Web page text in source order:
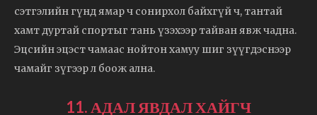
сэтгэлийн гүнд ямар ч сонирхол байхгүй ч, тантай
хамт дуртай спортыг тань үзэхээр тайван явж чадна.
Эцсийн эцэст чамаас нойтон хамуу шиг зүүгдэснээр
чамайг зүгээр л боож ална.
11. АДАЛ ЯВДАЛ ХАЙГЧ